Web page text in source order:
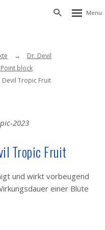
Vyhledávání
Rozbalení
Dr. Devil
block
Devil Tropic Fruit
Tropic Fruit
und wirkt vorbeugend
einer Blüte